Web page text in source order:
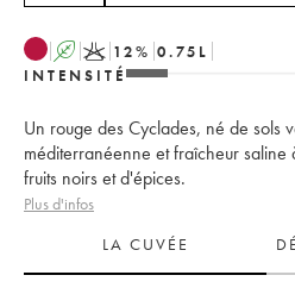
A K 12% 0.75 L
INTENSITÉ
Un rouge des Cyclades, né de sols
méditerranéenne et fraîcheur saline
fruits noirs et d'épices.
Plus d'infos
LA CUVÉE